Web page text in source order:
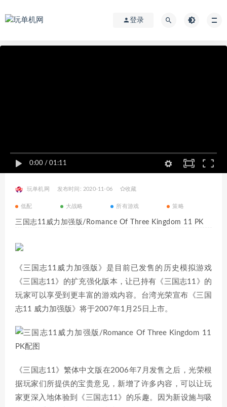
登录
0:00 / 01:11
玩单机网 发布时间: 2020-11-06 收藏
低配 大战略 所有游戏 策略
三国志11威力加强版/Romance Of Three Kingdom 11 PK
《三国志11威力加强版》是目前已发售的历史模拟游戏
《三国志11》的扩充强化版本，让已持有《三国志11》的
玩家可以享受到更丰富的游戏内容。台湾光荣宣布《三国
志11 威力加强版》将于2007年1月25日上市。
《三国志11》繁体中文版在2006年7月发售之后，光荣根
据玩家们所提供的宝贵意见，新增了许多内容，可以让玩
家更深入地体验到《三国志11》的乐趣。因为新设施与吸